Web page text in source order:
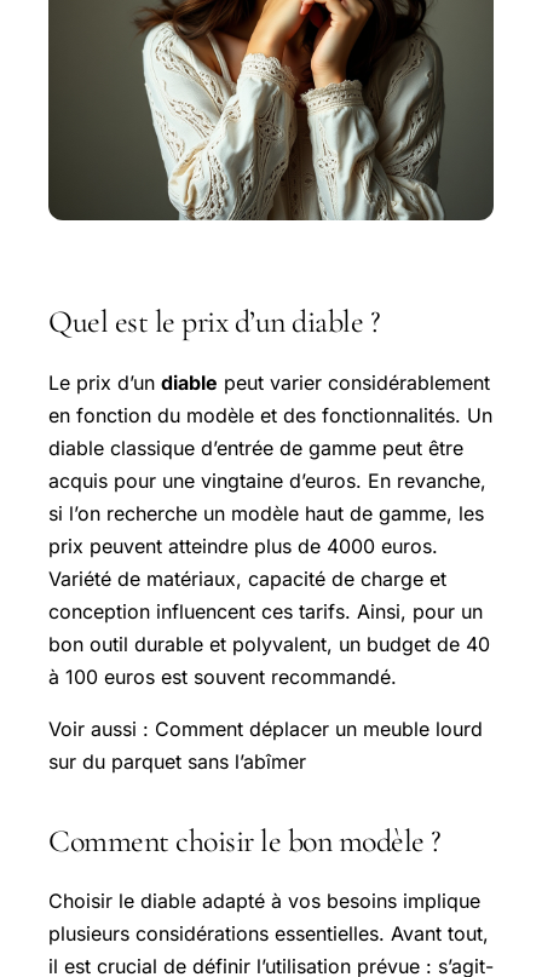
Quel est le prix d’un diable ?
Le prix d’un diable peut varier considérablement
en fonction du modèle et des fonctionnalités. Un
diable classique d’entrée de gamme peut être
acquis pour une vingtaine d’euros. En revanche,
si l’on recherche un modèle haut de gamme, les
prix peuvent atteindre plus de 4000 euros.
Variété de matériaux, capacité de charge et
conception influencent ces tarifs. Ainsi, pour un
bon outil durable et polyvalent, un budget de 40
à 100 euros est souvent recommandé.
Voir aussi : Comment déplacer un meuble lourd
sur du parquet sans l’abîmer
Comment choisir le bon modèle ?
Choisir le diable adapté à vos besoins implique
plusieurs considérations essentielles. Avant tout,
il est crucial de définir l’utilisation prévue : s’agit-